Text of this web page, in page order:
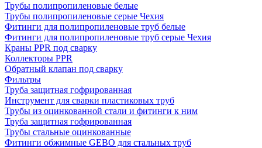
Трубы полипропиленовые белые
Трубы полипропиленовые серые Чехия
Фитинги для полипропиленовые труб белые
Фитинги для полипропиленовые труб серые Чехия
Краны PPR под сварку
Коллекторы PPR
Обратный клапан под сварку
Фильтры
Труба защитная гофрированная
Инструмент для сварки пластиковых труб
Трубы из оцинкованной стали и фитинги к ним
Труба защитная гофрированная
Трубы стальные оцинкованные
Фитинги обжимные GEBO для стальных труб